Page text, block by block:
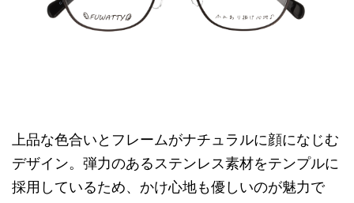
上品な色合いとフレームがナチュラルに顔になじむ
デザイン。弾力のあるステンレス素材をテンプルに
採用しているため、かけ心地も優しいのが魅力で